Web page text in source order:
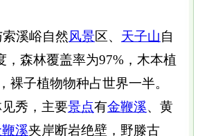
溪峪自然风景区、 天子山自
森林覆盖率为97%，木本植
裸子植物物种占世界一半。
秀，主要景点有金鞭溪、黄
溪夹岸断岩绝壁，野滕古